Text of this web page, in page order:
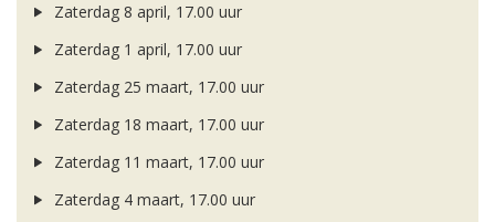
Zaterdag 8 april, 17.00 uur
Zaterdag 1 april, 17.00 uur
Zaterdag 25 maart, 17.00 uur
Zaterdag 18 maart, 17.00 uur
Zaterdag 11 maart, 17.00 uur
Zaterdag 4 maart, 17.00 uur